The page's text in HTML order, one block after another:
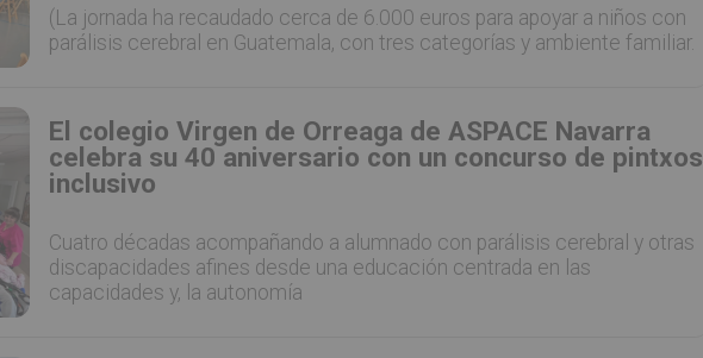
(La jornada ha recaudado cerca de 6.000 euros para apoyar a niños con
parálisis cerebral en Guatemala, con tres categorías y ambiente familiar.
El colegio Virgen de Orreaga de ASPACE Navarra
celebra su 40 aniversario con un concurso de pintxos
inclusivo
Cuatro décadas acompañando a alumnado con parálisis cerebral y otras
discapacidades afines desde una educación centrada en las
capacidades y, la autonomía